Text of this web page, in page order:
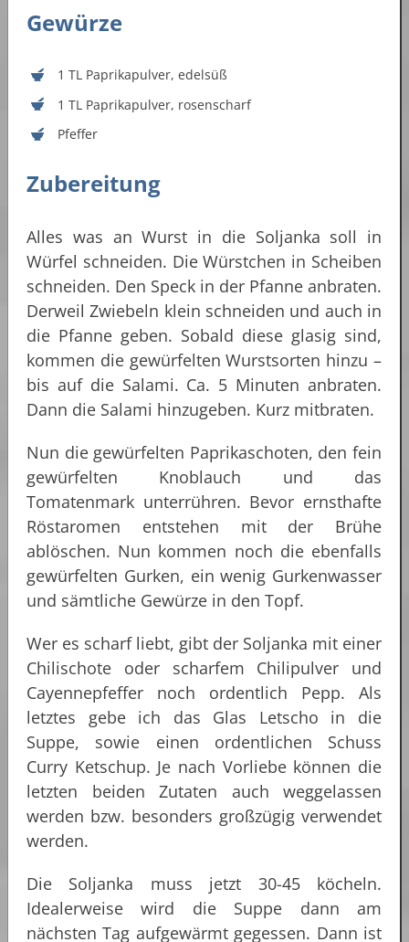
Gewürze
1 TL Paprikapulver, edelsüß
1 TL Paprikapulver, rosenscharf
Pfeffer
Zubereitung
Alles was an Wurst in die Soljanka soll in
Würfel schneiden. Die Würstchen in Scheiben
schneiden. Den Speck in der Pfanne anbraten.
Derweil Zwiebeln klein schneiden und auch in
die Pfanne geben. Sobald diese glasig sind,
kommen die gewürfelten Wurstsorten hinzu –
bis auf die Salami. Ca. 5 Minuten anbraten.
Dann die Salami hinzugeben. Kurz mitbraten.
Nun die gewürfelten Paprikaschoten, den fein
gewürfelten Knoblauch und das
Tomatenmark unterrühren. Bevor ernsthafte
Röstaromen entstehen mit der Brühe
ablöschen. Nun kommen noch die ebenfalls
gewürfelten Gurken, ein wenig Gurkenwasser
und sämtliche Gewürze in den Topf.
Wer es scharf liebt, gibt der Soljanka mit einer
Chilischote oder scharfem Chilipulver und
Cayennepfeffer noch ordentlich Pepp. Als
letztes gebe ich das Glas Letscho in die
Suppe, sowie einen ordentlichen Schuss
Curry Ketschup. Je nach Vorliebe können die
letzten beiden Zutaten auch weggelassen
werden bzw. besonders großzügig verwendet
werden.
Die Soljanka muss jetzt 30-45 köcheln.
Idealerweise wird die Suppe dann am
nächsten Tag aufgewärmt gegessen. Dann ist